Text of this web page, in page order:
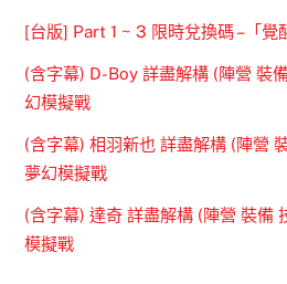
[台版] Part 1 ~ 3 限時兌換碼 –「覺
(含字幕) D-Boy 詳盡解構 (陣營 裝
幻模擬戰
(含字幕) 相羽新也 詳盡解構 (陣營
夢幻模擬戰
(含字幕) 達奇 詳盡解構 (陣營 裝備
模擬戰